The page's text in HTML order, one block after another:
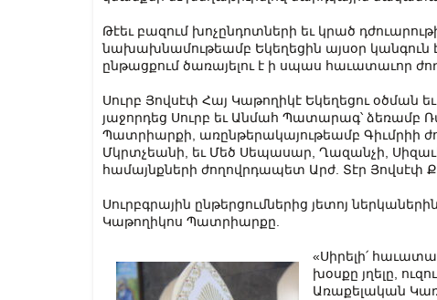
Թէեւ բազում խոչընդոտների եւ կրած
նախախնամութեամբ Եկեղեցին այսօր կանգուն
ընթացքում ծառայելու է ի սպաս հաւատաւոր
Սուրբ Յովսէփ Հայ Կաթողիկէ Եկեղեցու
յաջորդեց Սուրբ եւ Անմահ Պատարագ՝ ձեռամբ
Պատրիարքի, առընթերակայութեամբ Գիւմրիի
Մկրտչեանի, եւ Մեծ Սեպասար, Ղազանչի,
համայնքների ժողովրդապետ Արժ. Տէր Յովսէփ
Սուրբգրային ընթերցումներից յետոյ
Կաթողիկոս Պատրիարքը.
«Սիրելի՛
խօսքը յղելը,
Առաքելական